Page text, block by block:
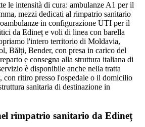
le intensità di cura: ambulanze A1 per il
mezzi dedicati al rimpatrio sanitario
in configurazione UTI per il
da Edineț e voli di linea con barella
l'intero territorio di Moldavia,
Bălți, Bender, con presa in carico del
e consegna alla struttura italiana di
è disponibile anche nella tratta
, con ritiro presso l'ospedale o il domicilio
sanitaria di destinazione in
rimpatrio sanitario da Edineț